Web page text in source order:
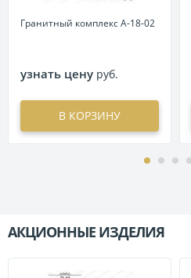
Гранитный комплекс А-18-02
узнать цену руб.
В КОРЗИНУ
АКЦИОННЫЕ ИЗДЕЛИЯ